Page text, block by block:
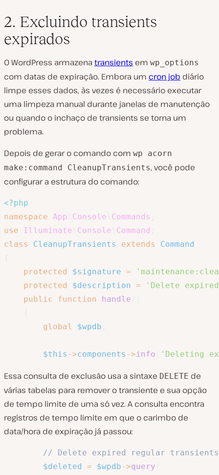
2. Excluindo transients
expirados
O WordPress armazena transients em wp_options
com datas de expiração. Embora um cron job diário
limpe esses dados, às vezes é necessário executar
uma limpeza manual durante janelas de manutenção
ou quando o inchaço de transients se torna um
problema.
Depois de gerar o comando com wp acorn
make:command CleanupTransients, você pode
configurar a estrutura do comando:
<?php
namespace App Console Commands
use
Illuminate Console Command
class
CleanupTransients extends
Command
protected
$signature =
protected
$description =
'Delete
public
function handle
global
$wpdb
$this ->components ->info 'Deleting
Essa consulta de exclusão usa a sintaxe DELETE de
várias tabelas para remover o transiente e sua opção
de tempo limite de uma só vez. A consulta encontra
registros de tempo limite em que o carimbo de
data/hora de expiração já passou:
// Delete expired regular transients
$deleted
= $wpdb->query